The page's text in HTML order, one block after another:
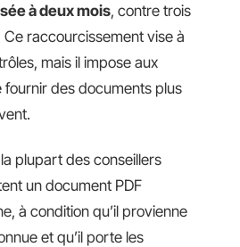
à deux mois, contre trois
raccourcissement vise à
mais il impose aux
des documents plus
plupart des conseillers
un document PDF
à condition qu’il provienne
et qu’il porte les